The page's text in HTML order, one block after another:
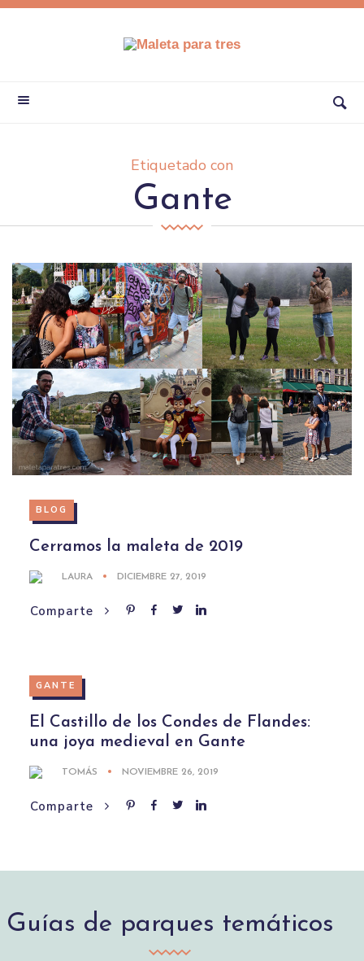
Etiquetado con
Gante
BLOG
Cerramos la maleta de 2019
LAURA DICIEMBRE 27, 2019
Comparte
GANTE
El Castillo de los Condes de Flandes:
una joya medieval en Gante
TOMÁS NOVIEMBRE 26, 2019
Comparte
Guías de parques temáticos